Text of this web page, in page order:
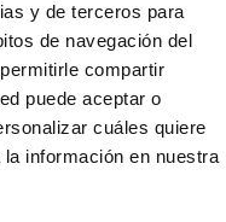
y de terceros para
de navegación del
compartir
puede aceptar o
cuáles quiere
información en nuestra
ya que
con el
se ha